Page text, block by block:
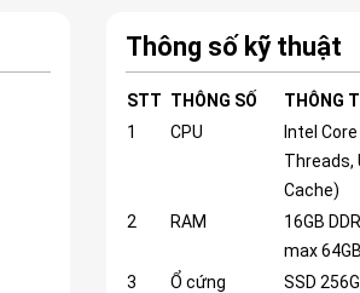
Thông số kỹ thuật
STT THÔNG SỐ
THÔNG
1
CPU
Intel
Threads,
Cache)
2
RAM
16GB
max
3
Ổ cứng
SSD